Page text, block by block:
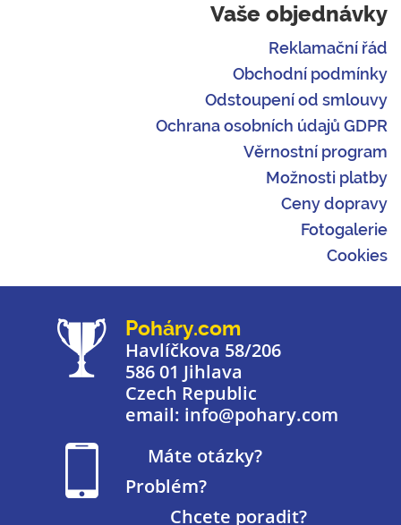
Vaše objednávky
Reklamační řád
Obchodní podmínky
Odstoupení od smlouvy
Ochrana osobních údajů GDPR
Věrnostní program
Možnosti platby
Ceny dopravy
Fotogalerie
Cookies
Poháry.com
Havlíčkova 58/206
586 01 Jihlava
Czech Republic
email: info@pohary.com
Máte otázky?
Problém?
Chcete poradit?